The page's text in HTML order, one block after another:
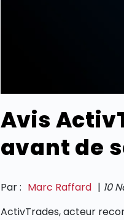
Avis
avant de
Par : Marc Raffard | 10
ActivTrades, acteur